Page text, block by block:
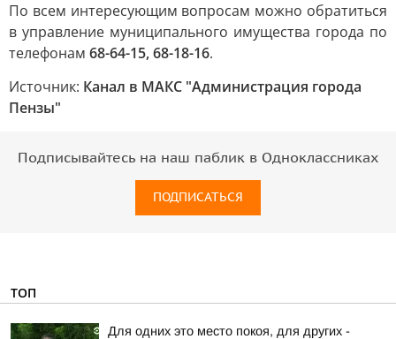
По всем интересующим вопросам можно обратиться
в управление муниципального имущества города по
телефонам 68-64-15, 68-18-16.
Источник: Канал в МАКС "Администрация города
Пензы"
Подписывайтесь на наш паблик в Одноклассниках
ПОДПИСАТЬСЯ
ТОП
Для одних это место покоя, для других -